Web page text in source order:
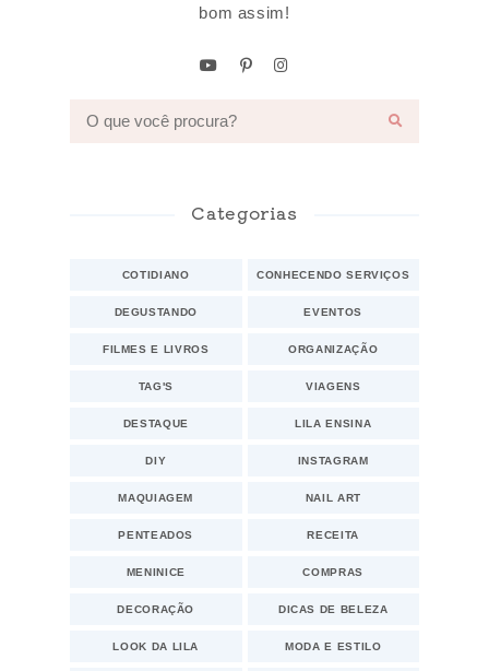
bom assim!
Categorias
COTIDIANO CONHECENDO SERVIÇOS
DEGUSTANDO EVENTOS
FILMES E LIVROS ORGANIZAÇÃO
TAG'S VIAGENS
DESTAQUE LILA ENSINA
DIY INSTAGRAM
MAQUIAGEM NAIL ART
PENTEADOS RECEITA
MENINICE COMPRAS
DECORAÇÃO DICAS DE BELEZA
LOOK DA LILA MODA E ESTILO